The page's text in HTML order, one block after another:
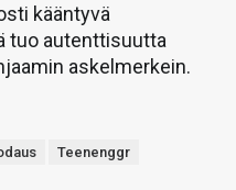
kääntyvä
tuo autenttisuutta
askelmerkein.
Teenenggr